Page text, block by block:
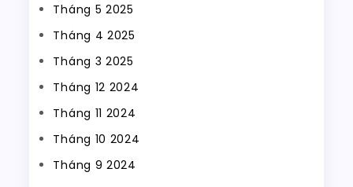
Tháng 5 2025
Tháng 4 2025
Tháng 3 2025
Tháng 12 2024
Tháng 11 2024
Tháng 10 2024
Tháng 9 2024